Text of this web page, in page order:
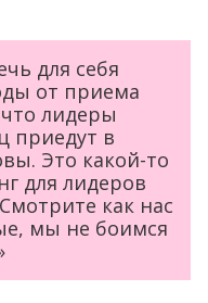
для себя
от приема
лидеры
приедут в
Это какой-то
для лидеров
как нас
мы не боимся